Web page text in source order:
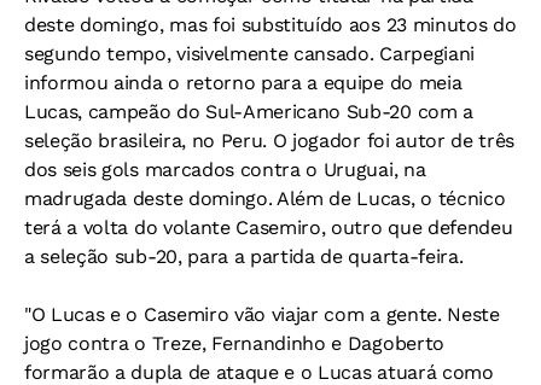
deste domingo, mas foi substituído aos 23 minutos do
segundo tempo, visivelmente cansado. Carpegiani
informou ainda o retorno para a equipe do meia
Lucas, campeão do Sul-Americano Sub-20 com a
seleção brasileira, no Peru. O jogador foi autor de três
dos seis gols marcados contra o Uruguai, na
madrugada deste domingo. Além de Lucas, o técnico
terá a volta do volante Casemiro, outro que defendeu
a seleção sub-20, para a partida de quarta-feira.
"O Lucas e o Casemiro vão viajar com a gente. Neste
jogo contra o Treze, Fernandinho e Dagoberto
formarão a dupla de ataque e o Lucas atuará como